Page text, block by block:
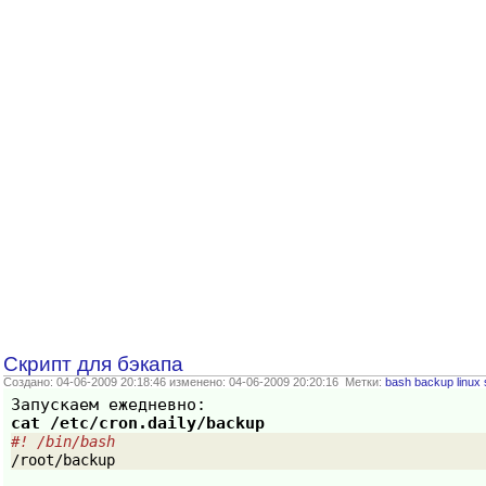
Скрипт для бэкапа
Создано: 04-06-2009 20:18:46 изменено: 04-06-2009 20:20:16 Метки: bash backup linux
Запускаем ежедневно:
cat /etc/cron.daily/backup
#! /bin/bash
/root/backup